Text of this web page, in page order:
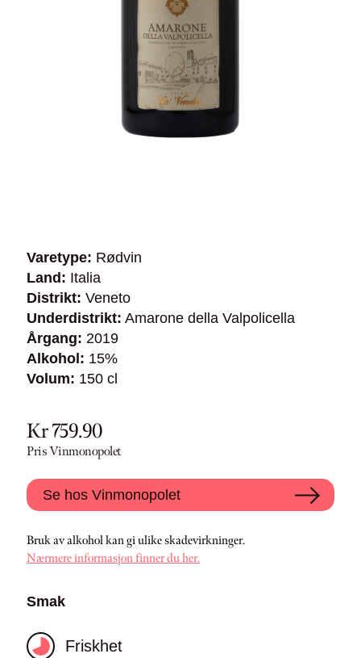
Varetype: Rødvin
Land: Italia
Distrikt: Veneto
Underdistrikt: Amarone della Valpolicella
Årgang: 2019
Alkohol: 15%
Volum: 150 cl
Kr 759.90
Pris Vinmonopolet
Se hos Vinmonopolet
Bruk av alkohol kan gi ulike skadevirkninger.
Nærmere informasjon finner du her.
Smak
Friskhet